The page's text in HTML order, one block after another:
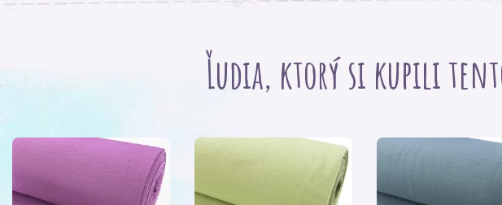
Ľudia, ktorý si kupili